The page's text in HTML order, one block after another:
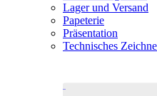
Lager und Versand
Papeterie
Präsentation
Technisches